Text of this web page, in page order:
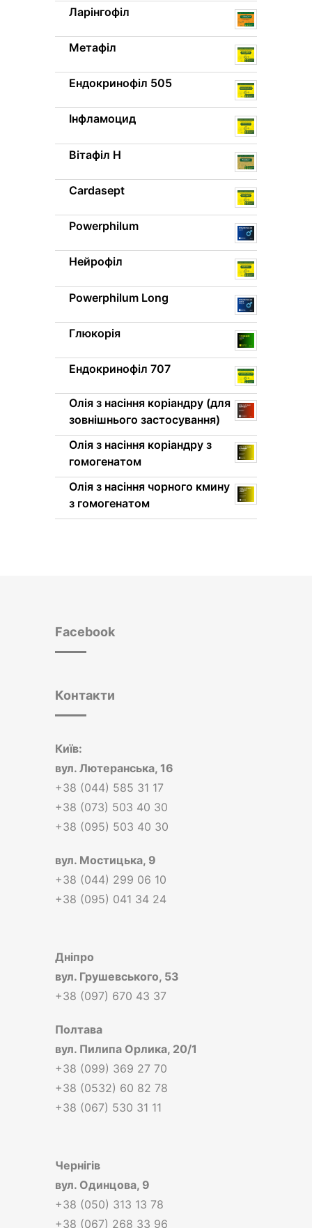
Ларінгофіл
Метафіл
Ендокринофіл 505
Інфламоцид
Вітафіл H
Cardasept
Powerphilum
Нейрофіл
Powerphilum Long
Глюкорія
Ендокринофіл 707
Олія з насіння коріандру (для
зовнішнього застосування)
Олія з насіння коріандру з
гомогенатом
Олія з насіння чорного кмину
з гомогенатом
Facebook
Контакти
Київ:
вул. Лютеранська, 16
+38 (044) 585 31 17
+38 (073) 503 40 30
+38 (095) 503 40 30
вул. Мостицька, 9
+38 (044) 299 06 10
+38 (095) 041 34 24
Дніпро
вул. Грушевського, 53
+38 (097) 670 43 37
Полтава
вул. Пилипа Орлика, 20/1
+38 (099) 369 27 70
+38 (0532) 60 82 78
+38 (067) 530 31 11
Чернігів
вул. Одинцова, 9
+38 (050) 313 13 78
+38 (067) 268 33 96